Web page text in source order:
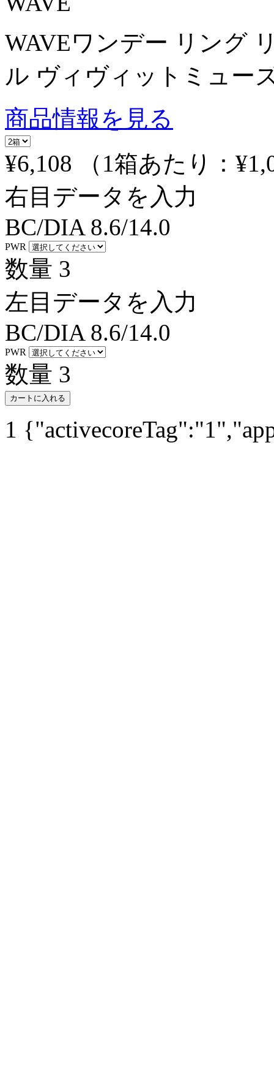
WAVEワンデー リング
ル ヴィヴィットミュー
商品情報を見る
¥6,108
（1箱あたり：
右目データを入力
BC/DIA 8.6/14.0
PWR
数量 3
左目データを入力
BC/DIA 8.6/14.0
PWR
数量 3
カートに入れる
1